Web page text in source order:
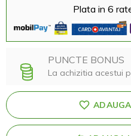
Plata in 6
PUNCTE BONUS
La achizitia acestui